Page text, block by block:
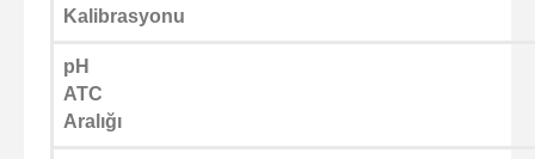
Kalibrasyonu
pH
ATC
Aralığı